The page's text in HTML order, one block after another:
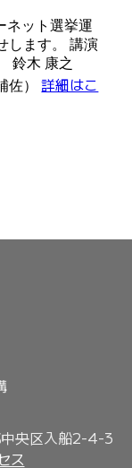
ネット選挙運
します。 講演
鈴木 康之
佐）詳細はこ
央区入船2-4-3
ス